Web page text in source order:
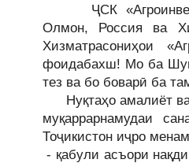
ҶСК
Олмон, Россия ва
Хизматрасониҳои
фоидабахш! Мо ба
тез ва бо боварӣ ба
Нуқтаҳо амалиёт ва
муқаррарнамудаи
Тоҷикистон иҷро
- қабули асъори